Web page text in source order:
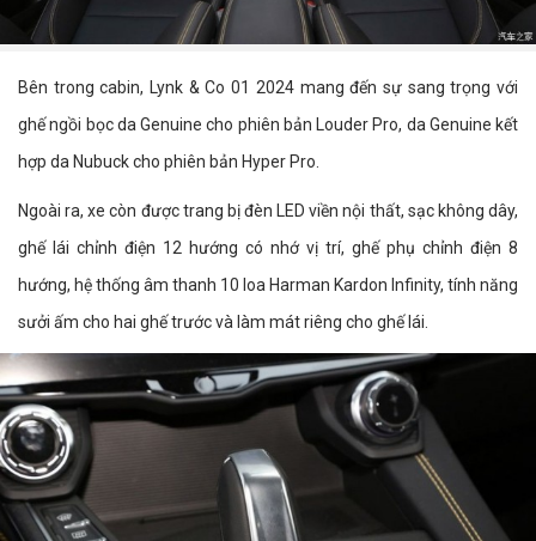
Bên trong cabin, Lynk & Co 01 2024 mang đến sự sang trọng với
ghế ngồi bọc da Genuine cho phiên bản Louder Pro, da Genuine kết
hợp da Nubuck cho phiên bản Hyper Pro.
Ngoài ra, xe còn được trang bị đèn LED viền nội thất, sạc không dây,
ghế lái chỉnh điện 12 hướng có nhớ vị trí, ghế phụ chỉnh điện 8
hướng, hệ thống âm thanh 10 loa Harman Kardon Infinity, tính năng
sưởi ấm cho hai ghế trước và làm mát riêng cho ghế lái.